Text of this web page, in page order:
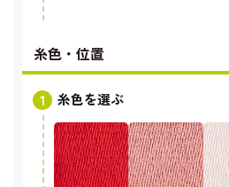
糸色・位置
糸色を選ぶ